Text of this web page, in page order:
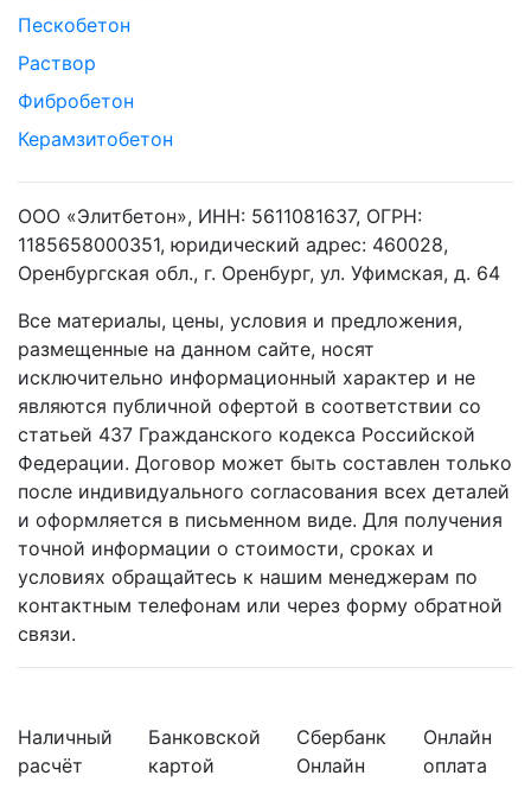
Пескобетон
Раствор
Фибробетон
Керамзитобетон
ООО «Элитбетон», ИНН: 5611081637, ОГРН:
1185658000351, юридический адрес: 460028,
Оренбургская обл., г. Оренбург, ул. Уфимская, д. 64
Все материалы, цены, условия и предложения,
размещенные на данном сайте, носят
исключительно информационный характер и не
являются публичной офертой в соответствии со
статьей 437 Гражданского кодекса Российской
Федерации. Договор может быть составлен только
после индивидуального согласования всех деталей
и оформляется в письменном виде. Для получения
точной информации о стоимости, сроках и
условиях обращайтесь к нашим менеджерам по
контактным телефонам или через форму обратной
связи.
Наличный
расчёт
Банковской
картой
Сбербанк
Онлайн
Онлайн
оплата